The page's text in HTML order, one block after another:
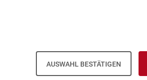
AUSWAHL BESTÄTIGEN
im Über­blick